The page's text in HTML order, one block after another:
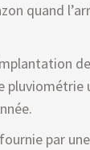
quand
pluviométrie
par